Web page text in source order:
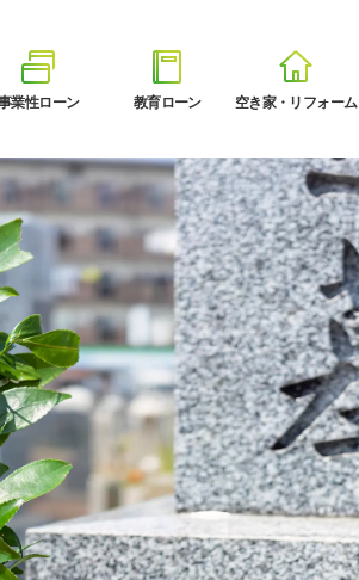
業性ローン 教育ローン 空き家・リフォーム